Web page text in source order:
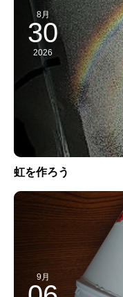
8月
30
2026
虹を作ろう
9月